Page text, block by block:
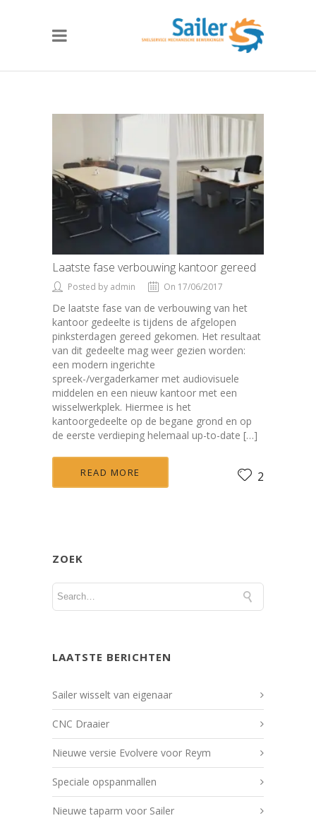
Laatste fase verbouwing kantoor gereed
Posted by admin On 17/06/2017
De laatste fase van de verbouwing van het
kantoor gedeelte is tijdens de afgelopen
pinksterdagen gereed gekomen. Het resultaat
van dit gedeelte mag weer gezien worden:
een modern ingerichte
spreek-/vergaderkamer met audiovisuele
middelen en een nieuw kantoor met een
wisselwerkplek. Hiermee is het
kantoorgedeelte op de begane grond en op
de eerste verdieping helemaal up-to-date […]
READ MORE 2
ZOEK
LAATSTE BERICHTEN
Sailer wisselt van eigenaar
CNC Draaier
Nieuwe versie Evolvere voor Reym
Speciale opspanmallen
Nieuwe taparm voor Sailer